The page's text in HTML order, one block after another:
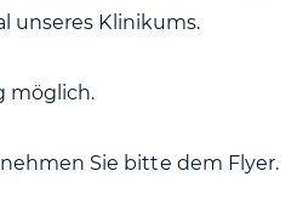
unseres Klinikums.
möglich.
Sie bitte dem Flyer.